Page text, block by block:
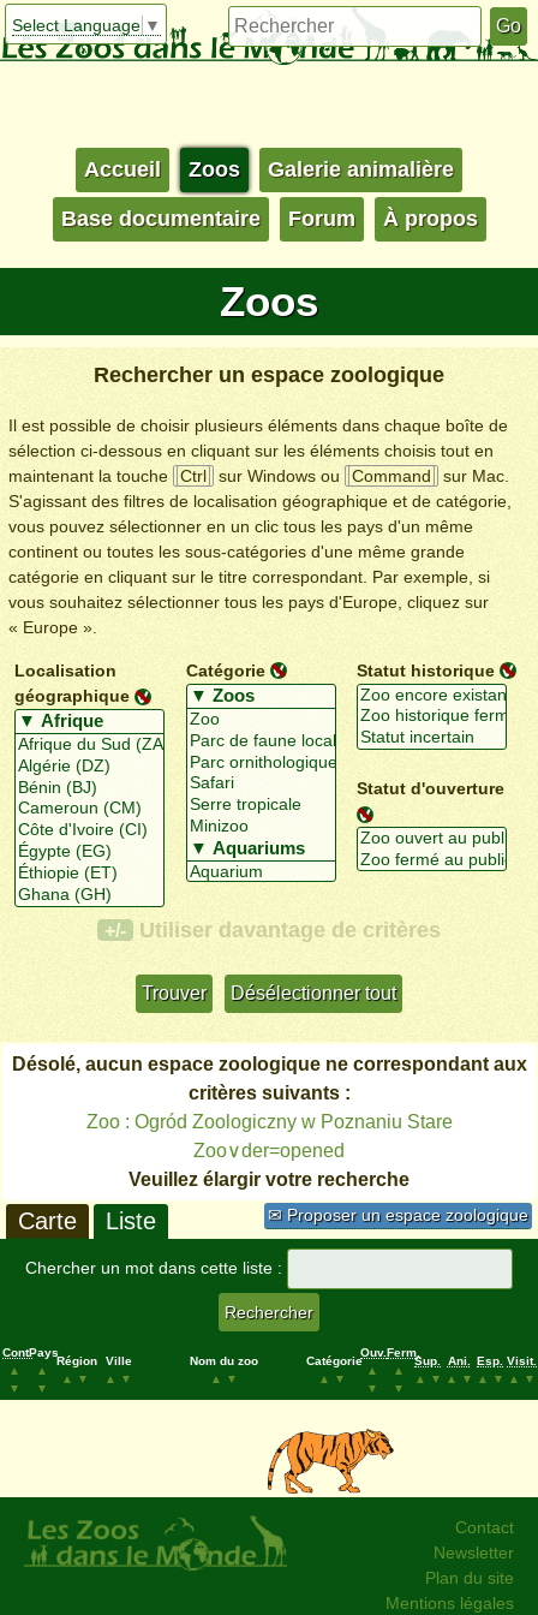
Select Language ▼
Accueil Zoos Galerie animalière
Base documentaire Forum À propos
Zoos
Rechercher un espace zoologique
Il est possible de choisir plusieurs éléments dans chaque boîte de
sélection ci-dessous en cliquant sur les éléments choisis tout en
maintenant la touche
Ctrl sur Windows ou Command
sur Mac.
S'agissant des filtres de localisation géographique et de catégorie,
vous pouvez sélectionner en un clic tous les pays d'un même
continent ou toutes les sous-catégories d'une même grande
catégorie en cliquant sur le titre correspondant. Par exemple, si
vous souhaitez sélectionner tous les pays d'Europe, cliquez sur
« Europe ».
Localisation
géographique
Catégorie Statut historique
Statut d'ouverture
+/- Utiliser davantage de critères
Désolé, aucun espace zoologique ne correspondant aux
critères suivants :
Zoo : Ogród Zoologiczny w Poznaniu Stare
Zoo∨der=opened
Veuillez élargir votre recherche
✉ Proposer un espace zoologique
Carte Liste
Chercher un mot dans cette liste :
Cont.
▲
▼
Pays
▲
▼
Région
▲
▼
Ville
▲
▼
Nom du zoo
▲
▼
Catégorie
▲
▼
Ouv.
▲
▼
Ferm.
▲
▼
Sup.
▲
▼
Ani.
▲
▼
Esp.
▲
▼
Visit.
▲
▼
Contact
Newsletter
Plan du site
Mentions légales